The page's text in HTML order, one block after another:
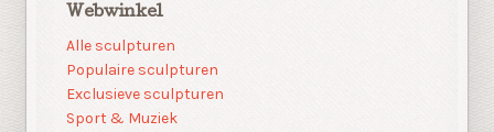
Webwinkel
Alle sculpturen
Populaire sculpturen
Exclusieve sculpturen
Sport & Muziek